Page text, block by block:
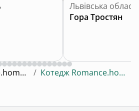
Львівська
Гора Тростян
romance.home.slavsko / Котедж Romance.home.slavsko 2